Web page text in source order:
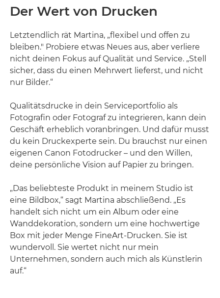
Der Wert von Drucken
Letztendlich rät Martina, „flexibel und offen zu
bleiben." Probiere etwas Neues aus, aber verliere
nicht deinen Fokus auf Qualität und Service. „Stell
sicher, dass du einen Mehrwert lieferst, und nicht
nur Bilder.“
Qualitätsdrucke in dein Serviceportfolio als
Fotografin oder Fotograf zu integrieren, kann dein
Geschäft erheblich voranbringen. Und dafür musst
du kein Druckexperte sein. Du brauchst nur einen
eigenen Canon Fotodrucker – und den Willen,
deine persönliche Vision auf Papier zu bringen.
„Das beliebteste Produkt in meinem Studio ist
eine Bildbox,“ sagt Martina abschließend. „Es
handelt sich nicht um ein Album oder eine
Wanddekoration, sondern um eine hochwertige
Box mit jeder Menge FineArt-Drucken. Sie ist
wundervoll. Sie wertet nicht nur mein
Unternehmen, sondern auch mich als Künstlerin
auf.“